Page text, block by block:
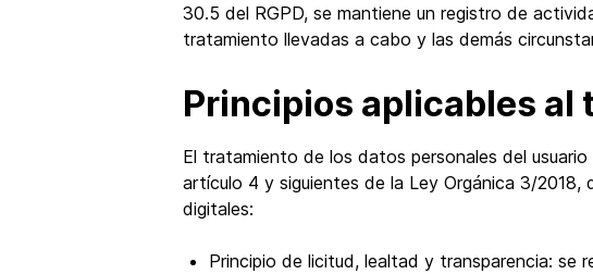
30.5 del RGPD, se mantiene un registro de
tratamiento llevadas a cabo y las demás
Principios aplicables al
El tratamiento de los datos personales del
artículo 4 y siguientes de la Ley Orgánica 3/
digitales:
Principio de licitud, lealtad y transparencia: se